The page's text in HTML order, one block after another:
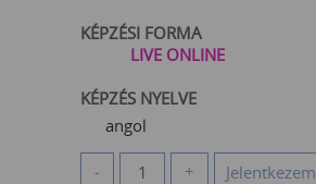
KÉPZÉSI FORMA
LIVE ONLINE
KÉPZÉS NYELVE
angol
- + Jelentkezem